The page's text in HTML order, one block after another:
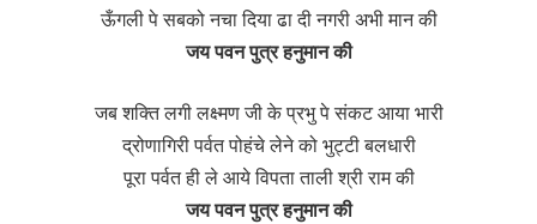
ऊँगली पे सबको नचा दिया ढा दी नगरी अभी मान की
जय पवन पुत्र हनुमान की
जब शक्ति लगी लक्ष्मण जी के प्रभु पे संकट आया भारी
द्रोणागिरी पर्वत पोहंचे लेने को भुट्टी बलधारी
पूरा पर्वत ही ले आये विपता ताली श्री राम की
जय पवन पुत्र हनुमान की